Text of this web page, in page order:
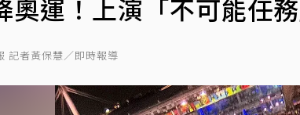
奧運！上演「不可能任
記者黃保慧／即時報導